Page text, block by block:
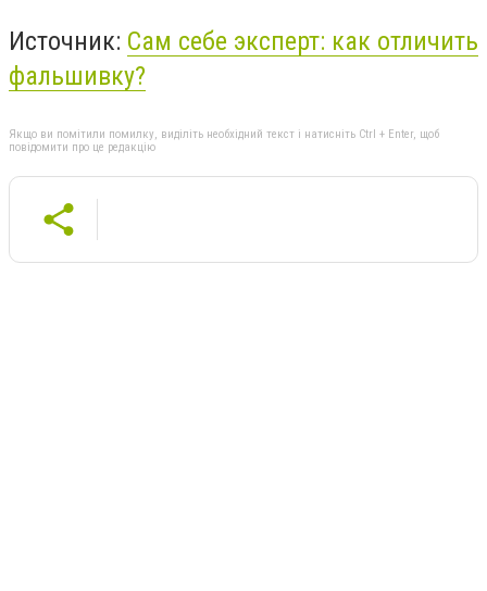
Источник: Сам себе эксперт: как отличить
фальшивку?
Якщо ви помітили помилку, виділіть необхідний текст і натисніть Ctrl + Enter, щоб
повідомити про це редакцію